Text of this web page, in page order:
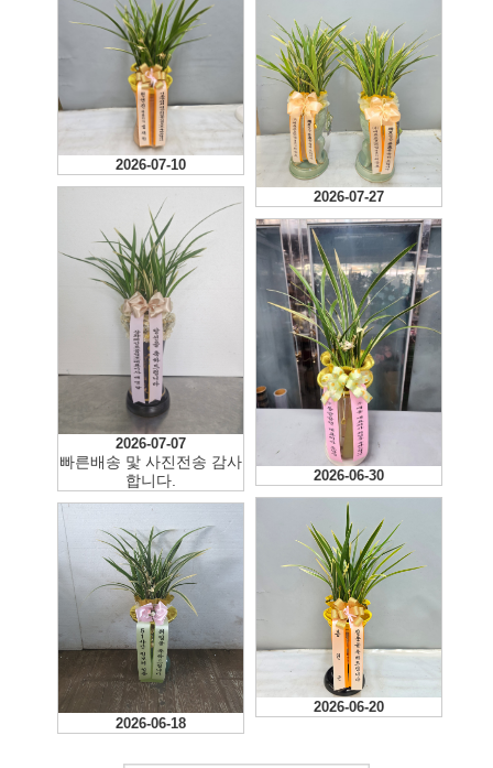
2026-07-27
2026-07-10
2026-07-07
빠른배송 맟 사진전송 감사
합니다.
2026-06-30
2026-06-20
2026-06-18